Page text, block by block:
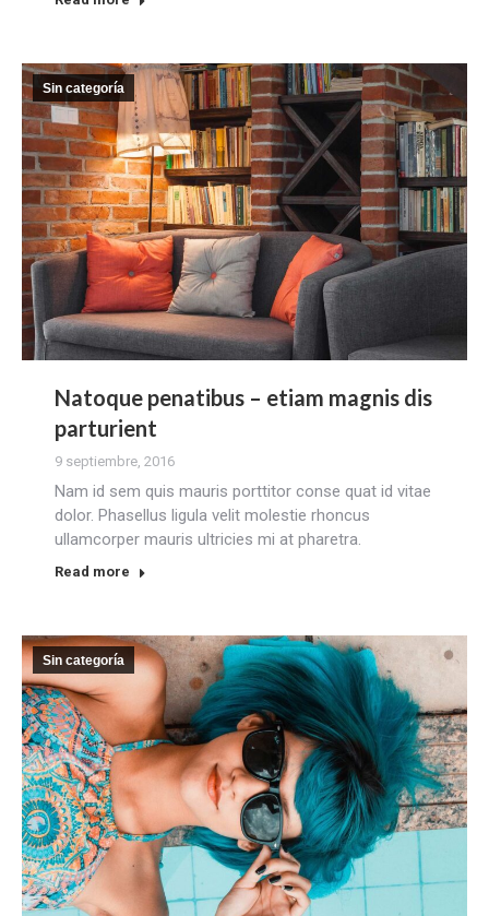
Sin categoría
Natoque penatibus – etiam magnis dis
parturient
9 septiembre, 2016
Nam id sem quis mauris porttitor conse quat id vitae
dolor. Phasellus ligula velit molestie rhoncus
ullamcorper mauris ultricies mi at pharetra.
Read more
Sin categoría